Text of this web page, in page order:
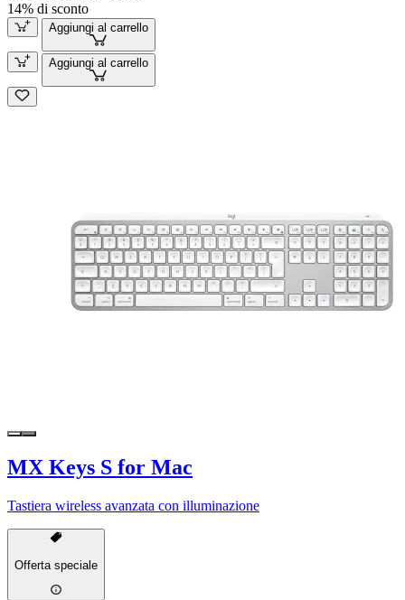
14% di sconto
Aggiungi al carrello
Aggiungi al carrello
MX Keys S for Mac
Tastiera wireless avanzata con illuminazione
Offerta speciale